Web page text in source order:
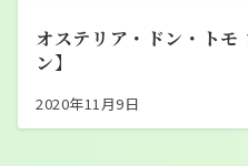
オステリア・ドン・トモ
ン】
2020年11月9日